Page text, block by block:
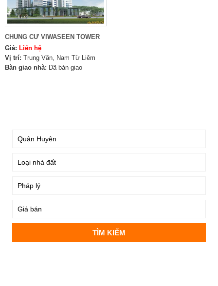
CHUNG CƯ VIWASEEN TOWER
Giá: Liên hệ
Vị trí: Trung Văn, Nam Từ Liêm
Bàn giao nhà: Đã bàn giao